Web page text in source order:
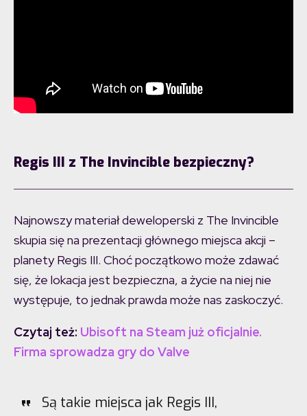
Regis III z The Invincible bezpieczny?
Najnowszy materiał deweloperski z The Invincible
skupia się na prezentacji głównego miejsca akcji –
planety Regis III. Choć początkowo może zdawać
się, że lokacja jest bezpieczna, a życie na niej nie
występuje, to jednak prawda może nas zaskoczyć.
Czytaj też: Ubisoft na Steam już oficjalnie.
Firma sprowadza gry do Valve
Są takie miejsca jak Regis III,